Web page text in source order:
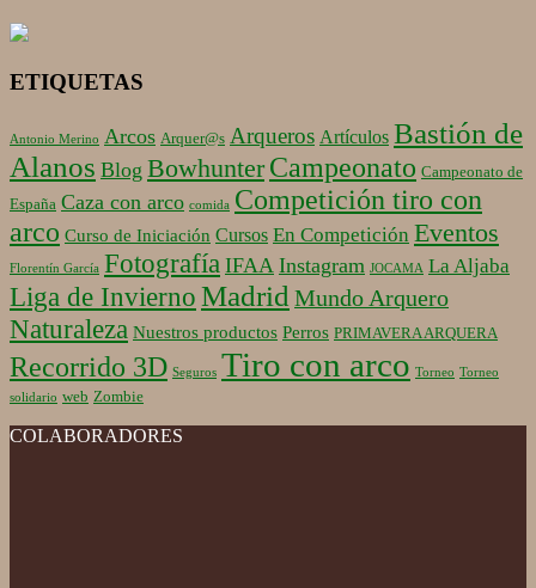
ETIQUETAS
Antonio Merino Arcos Arquer@s Arqueros Artículos Bastión de
Alanos Blog Bowhunter Campeonato Campeonato de
España Caza con arco comida Competición tiro con
arco Curso de Iniciación Cursos En Competición Eventos
Florentín García Fotografía IFAA Instagram JOCAMA La Aljaba
Liga de Invierno Madrid Mundo Arquero
Naturaleza Nuestros productos Perros PRIMAVERA ARQUERA
Recorrido 3D Seguros Tiro con arco Torneo Torneo
solidario web Zombie
COLABORADORES